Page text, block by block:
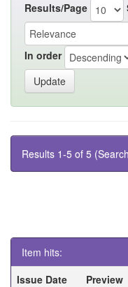
Results/Page
In order
Results 1-5 of 5
Item hits:
Issue Date
Preview